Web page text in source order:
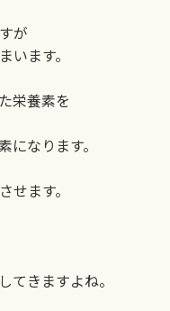
が
います。
栄養素を
になります。
せます。
てきますよね。